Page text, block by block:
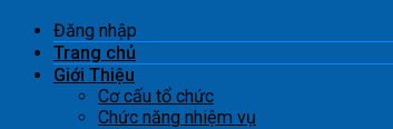
Đăng nhập
Trang chủ
Giới Thiệu
Cơ cấu tổ chức
Chức năng nhiệm vụ